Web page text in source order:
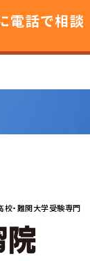
電話で相談
校・難関大学受験専門